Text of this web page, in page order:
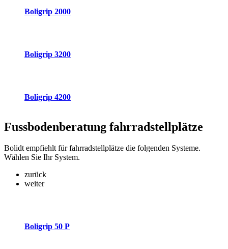
Boligrip 2000
Boligrip 3200
Boligrip 4200
Fussbodenberatung fahrradstellplätze
Bolidt empfiehlt für fahrradstellplätze die folgenden Systeme.
Wählen Sie Ihr System.
zurück
weiter
Boligrip 50 P